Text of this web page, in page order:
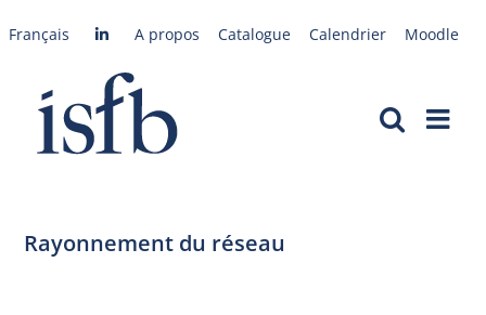
auFrançais A propos Catalogue Calendrier Moodle
Rayonnement du réseau